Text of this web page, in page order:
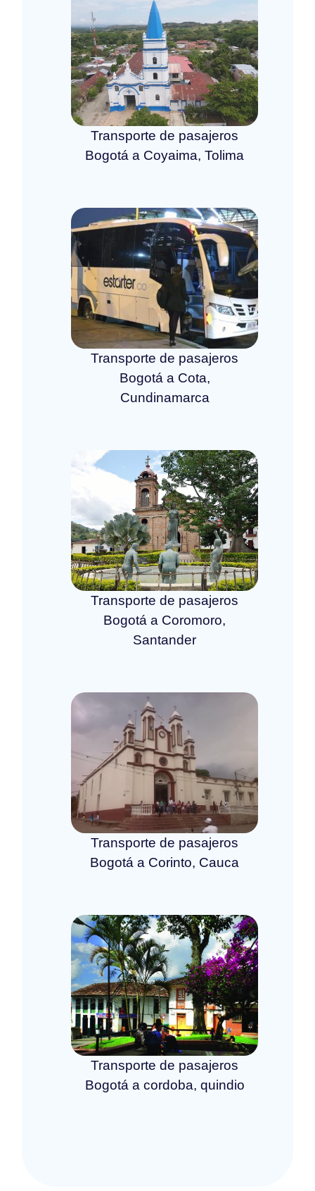
Transporte de pasajeros
Bogotá a Coyaima, Tolima
Transporte de pasajeros
Bogotá a Cota,
Cundinamarca
Transporte de pasajeros
Bogotá a Coromoro,
Santander
Transporte de pasajeros
Bogotá a Corinto, Cauca
Transporte de pasajeros
Bogotá a cordoba, quindio